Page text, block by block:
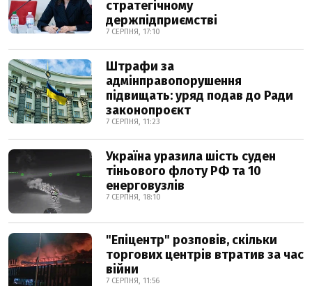
стратегічному
держпідприємстві
7 СЕРПНЯ, 17:10
Штрафи за
адмінправопорушення
підвищать: уряд подав до Ради
законопроєкт
7 СЕРПНЯ, 11:23
Україна уразила шість суден
тіньового флоту РФ та 10
енерговузлів
7 СЕРПНЯ, 18:10
"Епіцентр" розповів, скільки
торгових центрів втратив за час
війни
7 СЕРПНЯ, 11:56